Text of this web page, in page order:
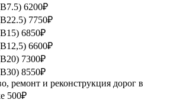
6200₽
7750₽
6850₽
6600₽
7300₽
8550₽
ремонт и реконструкция дорог в
500₽